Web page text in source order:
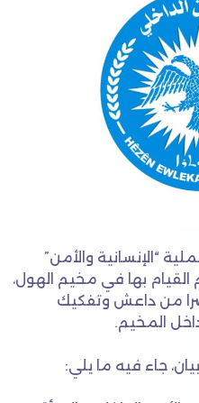
“الإنسانية والأمن”
القيام بها في مخيم الهول،
القبض على 11 عنصرا من داعش وتفكيك
المخيم.
جاء فيه ما يلي: